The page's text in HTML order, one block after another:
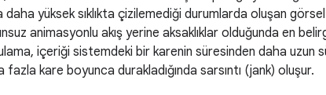
daha yüksek sıklıkta çizilemediği durumlarda oluşan
animasyonlu akış yerine aksaklıklar olduğunda en
içeriği sistemdeki bir karenin süresinden daha
fazla kare boyunca durakladığında sarsıntı (jank) oluşur.